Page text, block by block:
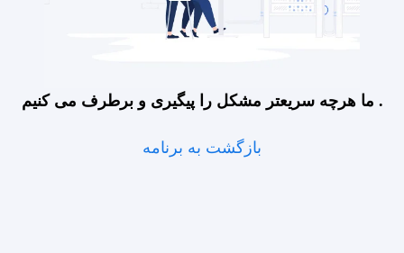
ما هرچه سریعتر مشکل را پیگیری و برطرف می کنیم .
بازگشت به برنامه